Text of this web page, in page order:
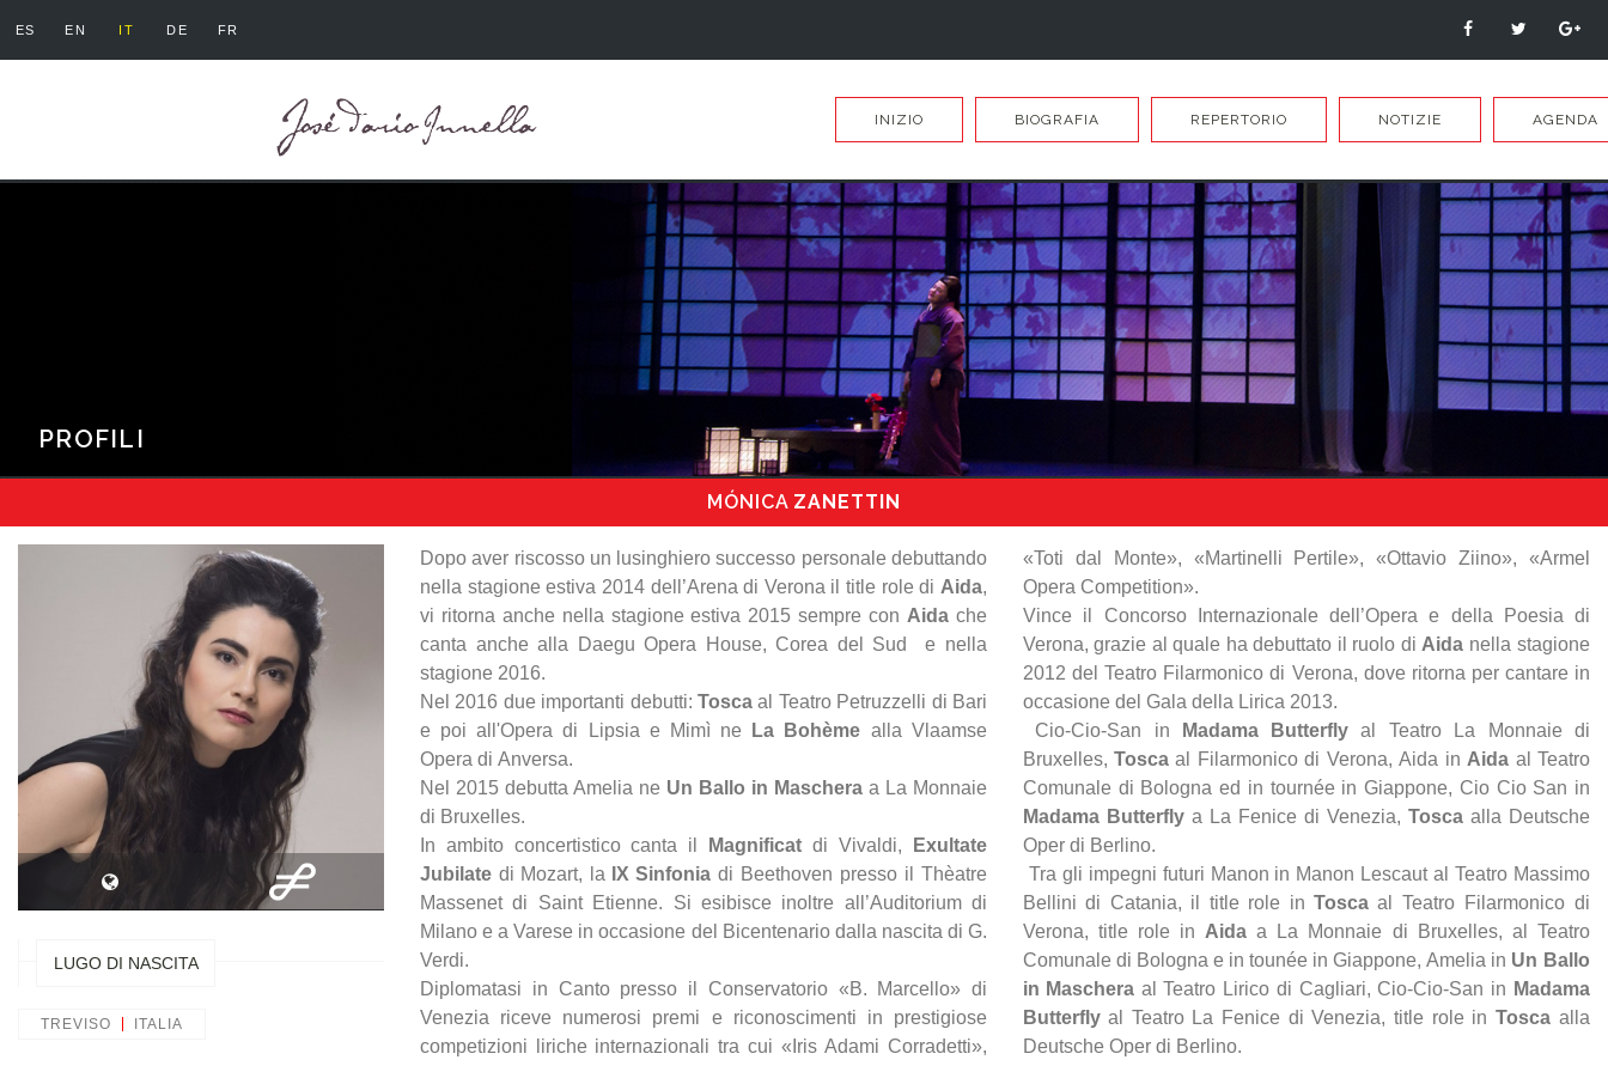
ES EN IT DE FR
INIZIO BIOGRAFIA REPERTORIO NOTIZIE AGENDA
PROFILI
MÓNICA ZANETTIN
LUGO DI NASCITA
TREVISO ITALIA
Dopo aver riscosso un lusinghiero successo personale debuttando
nella stagione estiva 2014 dell’Arena di Verona il title role di Aida,
vi ritorna anche nella stagione estiva 2015 sempre con Aida che
canta anche alla Daegu Opera House, Corea del Sud e nella
stagione 2016.
Nel 2016 due importanti debutti: Tosca al Teatro Petruzzelli di Bari
e poi all'Opera di Lipsia e Mimì ne
La Bohème alla Vlaamse
Opera di Anversa.
Nel 2015 debutta Amelia ne Un Ballo in Maschera a La Monnaie
di Bruxelles.
In ambito concertistico canta il
Magnificat di Vivaldi,
Exultate
Jubilate di Mozart, la IX Sinfonia di Beethoven presso il Thèatre
Massenet di Saint Etienne. Si esibisce inoltre all’Auditorium di
Milano e a Varese in occasione del Bicentenario dalla nascita di G.
Verdi.
Diplomatasi in Canto presso il Conservatorio «B. Marcello» di
Venezia riceve numerosi premi e riconoscimenti in prestigiose
competizioni liriche internazionali tra cui «Iris Adami Corradetti»,
«Toti dal Monte», «Martinelli Pertile», «Ottavio Ziino», «Armel
Opera Competition».
Vince il Concorso Internazionale dell’Opera e della Poesia di
Verona, grazie al quale ha debuttato il ruolo di Aida nella stagione
2012 del Teatro Filarmonico di Verona, dove ritorna per cantare in
occasione del Gala della Lirica 2013.
Cio-Cio-San in
Madama Butterfly al Teatro La Monnaie di
Bruxelles, Tosca al Filarmonico di Verona, Aida in Aida al Teatro
Comunale di Bologna ed in tournée in Giappone, Cio Cio San in
Madama Butterfly a La Fenice di Venezia, Tosca alla Deutsche
Oper di Berlino.
Tra gli impegni futuri Manon in Manon Lescaut al Teatro Massimo
Bellini di Catania, il title role in Tosca al Teatro Filarmonico di
Verona, title role in Aida a La Monnaie di Bruxelles, al Teatro
Comunale di Bologna e in tounée in Giappone, Amelia in Un Ballo
in Maschera al Teatro Lirico di Cagliari, Cio-Cio-San in Madama
Butterfly al Teatro La Fenice di Venezia, title role in Tosca alla
Deutsche Oper di Berlino.